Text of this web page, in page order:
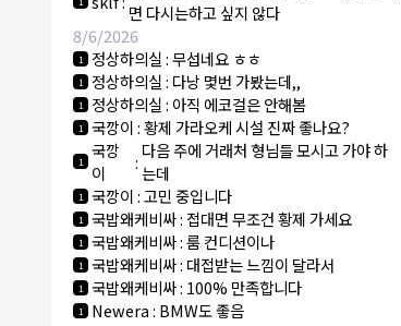
면 다시는하고 싶지 않다
8/6/2026
1 정상하의실:무섭네요 ㅎㅎ
1 정상하의실: 다낭 몇번 가봤는데,,
1 정상하의실: 아직 에코걸은 안해봄
1 국깡이:황제 가라오케 시설 진짜 좋나요?
1
국깡
이
: 다음 주에 거래처 형님들 모시고 가야 하
는데
1 국깡이:고민 중입니다
1 국밥왜케비싸: 접대면 무조건 황제 가세요
1 국밥왜케비싸:룸 컨디션이나
1 국밥왜케비싸: 대접받는 느낌이 달라서
1 국밥왜케비싸: 100% 만족합니다
1 Newera: BMW도 좋음